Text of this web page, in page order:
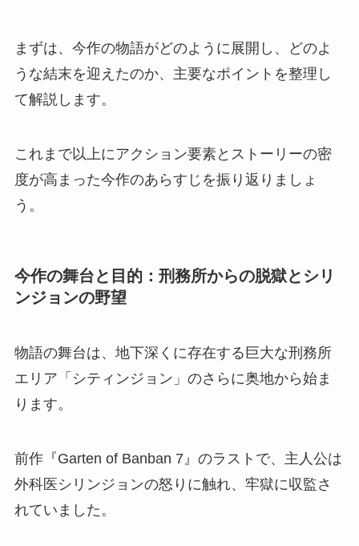
まずは、今作の物語がどのように展開し、どのよ
うな結末を迎えたのか、主要なポイントを整理し
て解説します。
これまで以上にアクション要素とストーリーの密
度が高まった今作のあらすじを振り返りましょ
う。
今作の舞台と目的：刑務所からの脱獄とシリ
ンジョンの野望
物語の舞台は、地下深くに存在する巨大な刑務所
エリア「シティンジョン」のさらに奥地から始ま
ります。
前作『Garten of Banban 7』のラストで、主人公は
外科医シリンジョンの怒りに触れ、牢獄に収監さ
れていました。